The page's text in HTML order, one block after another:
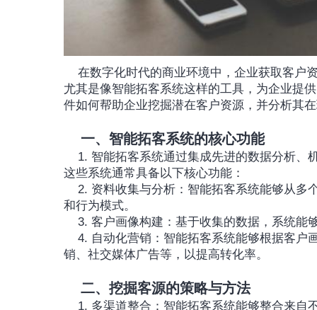
在数字化时代的商业环境中，企业获取客户
尤其是像智能拓客系统这样的工具，为企业提
件如何帮助企业挖掘潜在客户资源，并分析其
一、智能拓客系统的核心功能
这些系统通常具备以下核心功能：
和行为模式。
3. 客户画像构建：基于收集的数据，系统
销、社交媒体广告等，以提高转化率。
二、挖掘客源的策略与方法